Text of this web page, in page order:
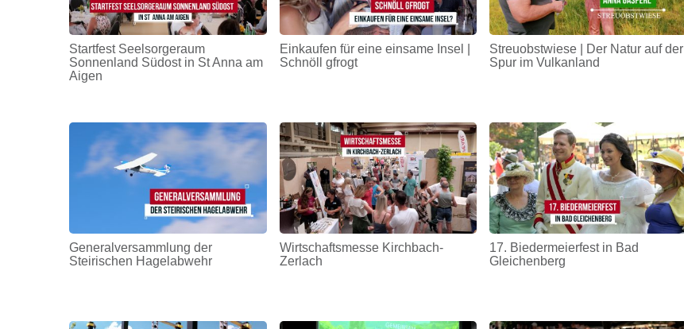
Startfest Seelsorgeraum
Sonnenland Südost in St Anna am
Aigen
Einkaufen für eine einsame Insel |
Schnöll gfrogt
Streuobstwiese | Der Natur auf der
Spur im Vulkanland
Generalversammlung der
Steirischen Hagelabwehr
Wirtschaftsmesse Kirchbach-
Zerlach
17. Biedermeierfest in Bad
Gleichenberg